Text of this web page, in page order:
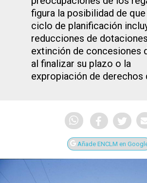
figura la posibilidad de
ciclo de planificación
reducciones de
extinción de concesiones
al finalizar su plazo o la
expropiación de derechos
Añade ENCLM en